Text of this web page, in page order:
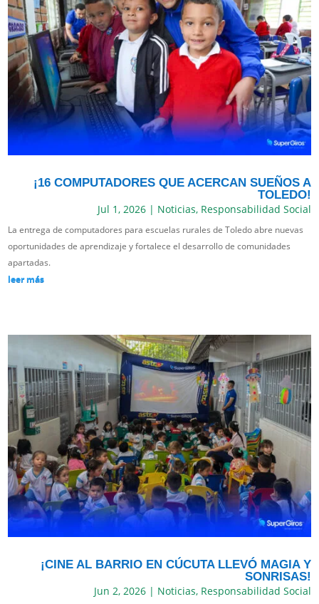
¡16 COMPUTADORES QUE ACERCAN SUEÑOS A
TOLEDO!
Jul 1, 2026| Noticias, Responsabilidad Social
La entrega de computadores para escuelas rurales de Toledo abre nuevas
oportunidades de aprendizaje y fortalece el desarrollo de comunidades
apartadas.
leer más
¡CINE AL BARRIO EN CÚCUTA LLEVÓ MAGIA Y
SONRISAS!
Jun 2, 2026| Noticias, Responsabilidad Social